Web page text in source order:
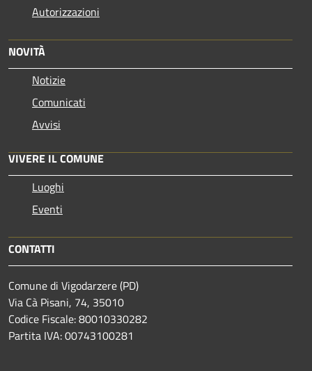
Autorizzazioni
NOVITÀ
Notizie
Comunicati
Avvisi
VIVERE IL COMUNE
Luoghi
Eventi
CONTATTI
Comune di Vigodarzere (PD)
Via Cà Pisani, 74, 35010
Codice Fiscale: 80010330282
Partita IVA: 00743100281